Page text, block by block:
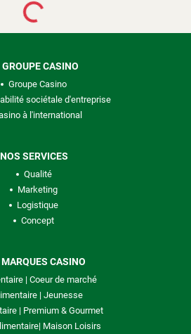
Loading...
GROUPE CASINO
Groupe Casino
sociétale d'entreprise
à l'international
NOS SERVICES
Qualité
Marketing
Logistique
Concept
CASINO
| Coeur de marché
| Jeunesse
| Premium & Gourmet
Maison Loisirs